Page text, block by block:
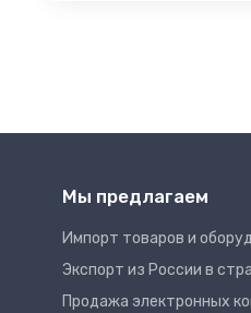
Мы предлагаем
Импорт товаров и
Экспорт из России в
Продажа электронных